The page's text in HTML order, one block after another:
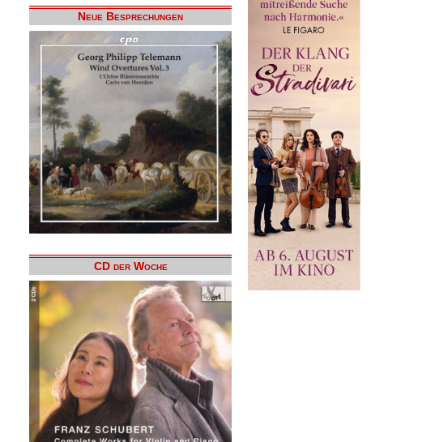
Neue Besprechungen
CD der Woche